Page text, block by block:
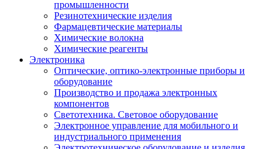
промышленности
Резинотехнические изделия
Фармацевтические материалы
Химические волокна
Химические реагенты
Электроника
Оптические, оптико-электронные приборы и
оборудование
Производство и продажа электронных
компонентов
Светотехника. Световое оборудование
Электронное управление для мобильного и
индустриального применения